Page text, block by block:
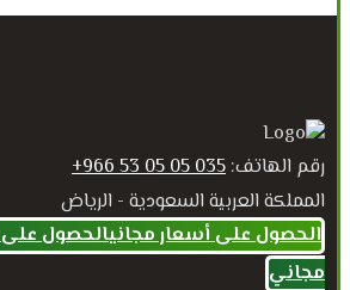
رقم الهاتف: 035 05 05 53 966+
المملكة العربية السعودية - الرياض
الحصول على أسعار مجانيالحصول
مجاني